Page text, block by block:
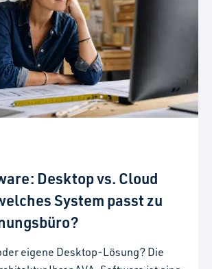
Desktop vs. Cloud
System passt zu
eigene Desktop-Lösung? Die